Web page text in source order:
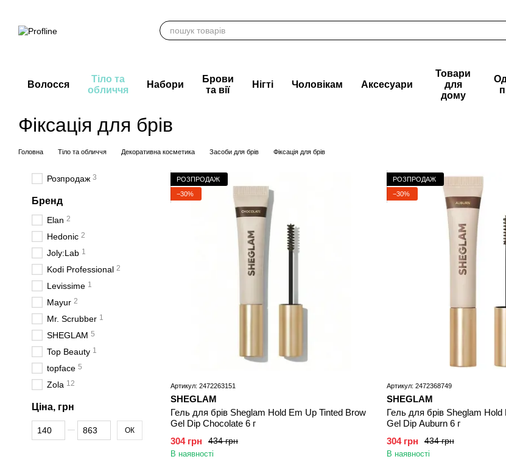
Волосся
Тіло та
обличчя
Набори
Брови
та вії
Нігті Чоловікам Аксесуари
Товари
для
дому
Фіксація для брів
Головна Тіло та обличчя Декоративна косметика Засоби для брів Фіксація для брів
РОЗПРОДАЖ
−30%
Артикул: 2472263151
SHEGLAM
Гель для брів Sheglam Hold Em Up Tinted Brow
Gel Dip Chocolate 6 г
434 грн
304 грн
В наявності
РОЗПРОДАЖ
−30%
Артикул: 2472368749
SHEGLAM
Гель для брів Sheglam
Gel Dip Auburn 6 г
434 грн
304 грн
В наявності
Розпродаж 3
Бренд
Elan 2
Hedonic 2
Joly:Lab 1
Kodi Professional 2
Levissime 1
Mayur 2
Mr. Scrubber 1
SHEGLAM 5
Top Beauty 1
topface 5
Zola 12
Ціна, грн
Від Ціна, грн
До Ціна, грн ОК